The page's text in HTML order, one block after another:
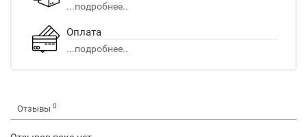
...подробнее..
Оплата
...подробнее..
Отзывы 0